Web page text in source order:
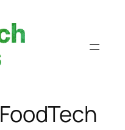
FoodTech